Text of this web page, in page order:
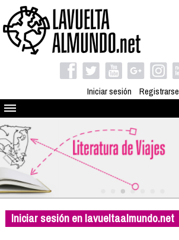
Iniciar sesión Registrarse
Quienes somos
El proyecto
Blog
Viaja con nosotros
Camino solidario
Libros
Iniciar sesión en lavueltaalmundo.net